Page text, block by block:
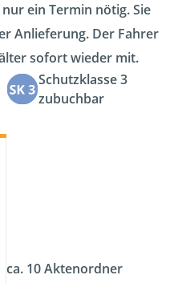
ein Termin nötig. Sie
Anlieferung. Der Fahrer
sofort wieder mit.
Schutzklasse 3
zubuchbar
ca. 10 Aktenordner